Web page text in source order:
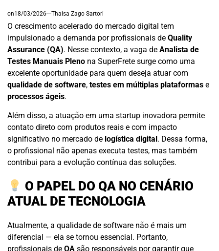
on18/03/2026 Thaisa Zago Sartori
O crescimento acelerado do mercado digital tem
impulsionado a demanda por profissionais de Quality
Assurance (QA). Nesse contexto, a vaga de Analista de
Testes Manuais Pleno na SuperFrete surge como uma
excelente oportunidade para quem deseja atuar com
qualidade de software, testes em múltiplas plataformas e
processos ágeis.
Além disso, a atuação em uma startup inovadora permite
contato direto com produtos reais e com impacto
significativo no mercado de logística digital. Dessa forma,
o profissional não apenas executa testes, mas também
contribui para a evolução contínua das soluções.
O PAPEL DO QA NO CENÁRIO
ATUAL DE TECNOLOGIA
Atualmente, a qualidade de software não é mais um
diferencial — ela se tornou essencial. Portanto,
profissionais de QA são responsáveis por garantir que